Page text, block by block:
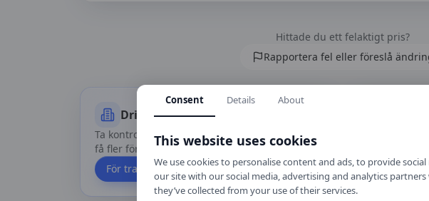
Hittade du ett felaktigt pris?
Rapportera fel eller föreslå
Driver du trafikskolan?
Ta kontroll över din profil, uppdatera priser och
få fler förfrågningar via Körkortskalkylator.
För trafikskolor
Om vårt
Consent Details About
This website uses cookies
We use cookies to personalise content and ads, to provide
our site with our social media, advertising and analytics
they’ve collected from your use of their services.